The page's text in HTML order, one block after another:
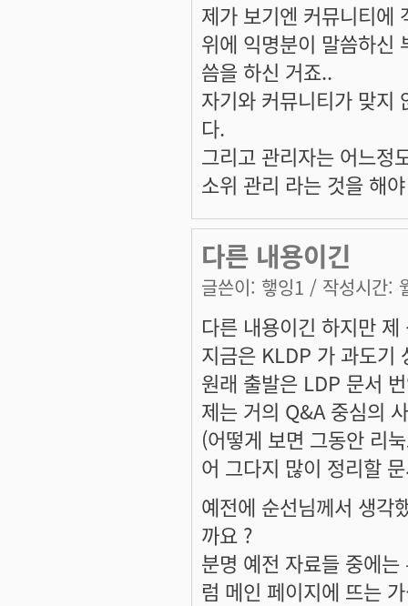
제가 보기엔 커뮤니티에
위에 익명분이 말씀하신
씀을 하신 거죠..
자기와 커뮤니티가 맞지
다.
그리고 관리자는 어느정
소위 관리 라는 것을 해
다른 내용이긴
글쓴이: 햏잉1 / 작성시간:
다른 내용이긴 하지만 제
지금은 KLDP 가 과도기
원래 출발은 LDP 문서
제는 거의 Q&A 중심의
(어떻게 보면 그동안 리
어 그다지 많이 정리할
예전에 순선님께서 생각
까요 ?
분명 예전 자료들 중에
럼 메인 페이지에 뜨는